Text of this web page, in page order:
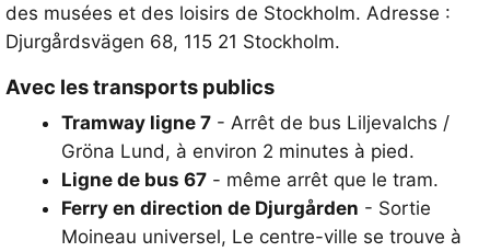
des musées et des loisirs de Stockholm. Adresse :
Djurgårdsvägen 68, 115 21 Stockholm.
Avec les transports publics
Tramway ligne 7 - Arrêt de bus Liljevalchs /
Gröna Lund, à environ 2 minutes à pied.
Ligne de bus 67 - même arrêt que le tram.
Ferry en direction de Djurgården - Sortie
Moineau universel, Le centre-ville se trouve à